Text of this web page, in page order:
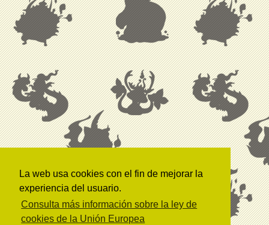
La web usa cookies con el fin de mejorar la
experiencia del usuario.
Consulta más información sobre la ley de
cookies de la Unión Europea